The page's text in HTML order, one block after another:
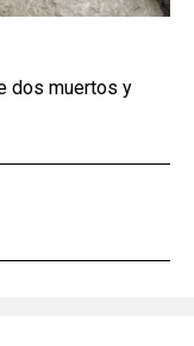
dos muertos y